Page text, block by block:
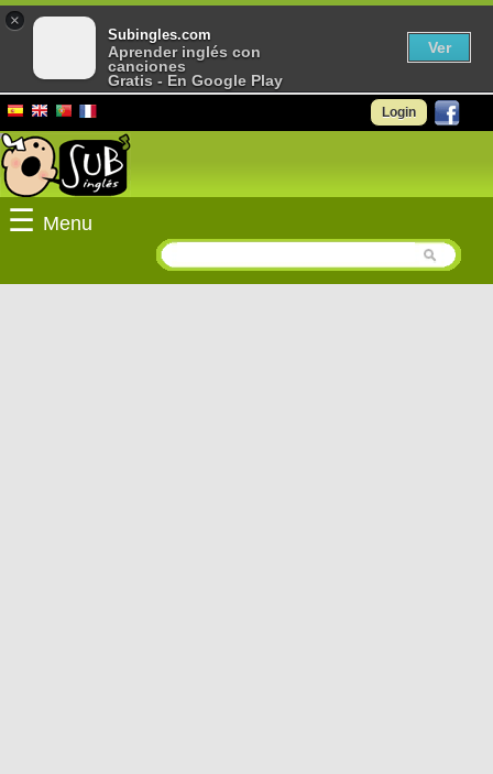
Login
☰ Menu
×
Subingles.com
Aprender inglés con
canciones
Gratis - En Google Play
Ver